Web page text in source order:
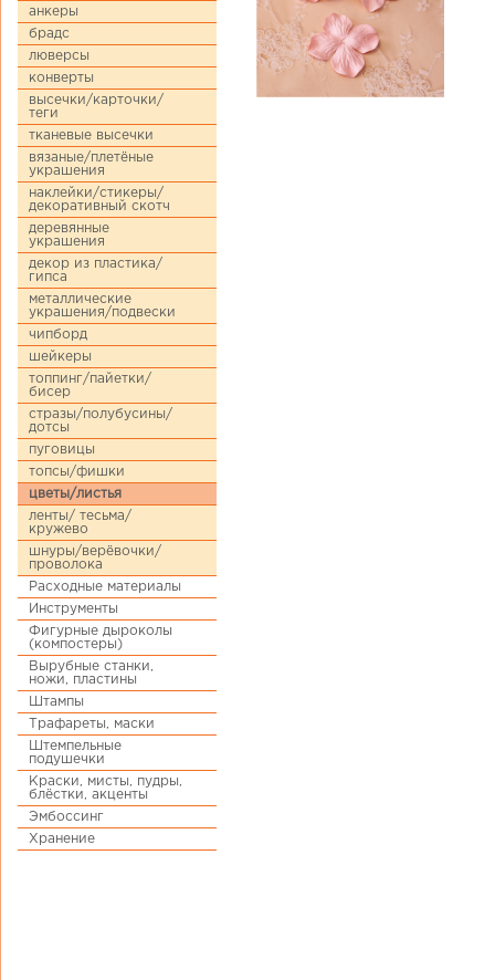
анкеры
брадс
люверсы
конверты
высечки/карточки/
теги
тканевые высечки
вязаные/плетёные
украшения
наклейки/стикеры/
декоративный скотч
деревянные
украшения
декор из пластика/
гипса
металлические
украшения/подвески
чипборд
шейкеры
топпинг/пайетки/
бисер
стразы/полубусины/
дотсы
пуговицы
топсы/фишки
цветы/листья
ленты/ тесьма/
кружево
шнуры/верёвочки/
проволока
Расходные материалы
Инструменты
Фигурные дыроколы
(компостеры)
Вырубные станки,
ножи, пластины
Штампы
Трафареты, маски
Штемпельные
подушечки
Краски, мисты, пудры,
блёстки, акценты
Эмбоссинг
Хранение